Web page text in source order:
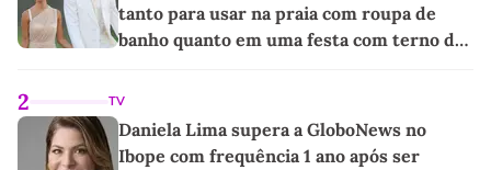
tanto para usar na praia com roupa de
banho quanto em uma festa com terno de
2 TV
Daniela Lima supera a GloboNews no
Ibope com frequência 1 ano após ser